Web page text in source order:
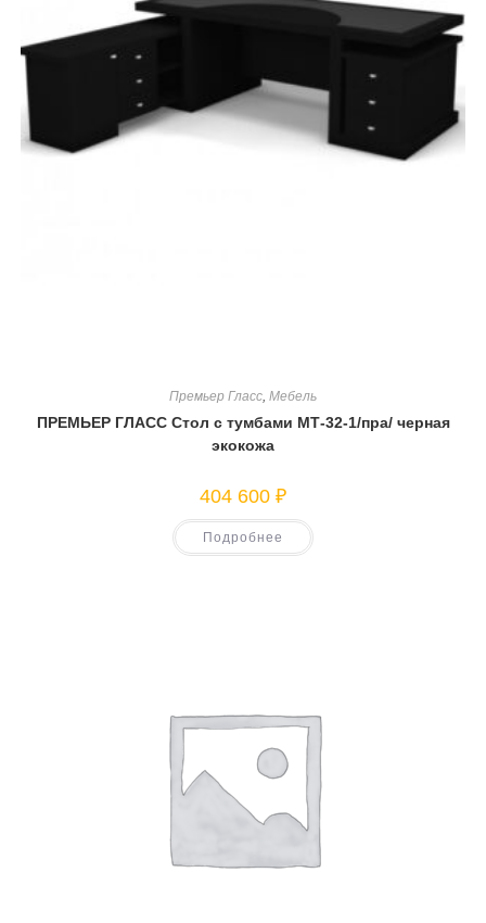
Премьер Гласс, Мебель
ПРЕМЬЕР ГЛАСС Стол с тумбами МТ-32-1/пра/ черная
экокожа
404 600 ₽
Подробнее